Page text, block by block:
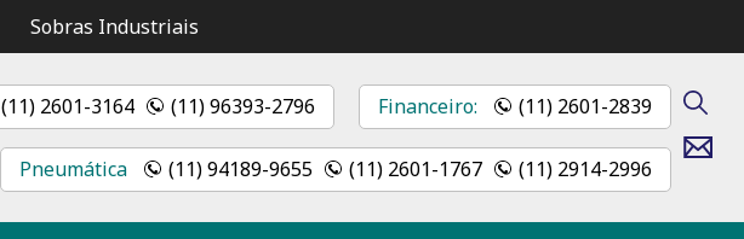
Contato
Sobras Industriais
(11) 2601-3164 (11) 96393-2796 Financeiro: (11) 2601-2839
Pneumática (11) 94189-9655 (11) 2601-1767 (11) 2914-2996